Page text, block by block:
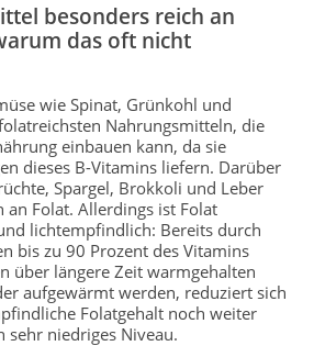
besonders reich an
das oft nicht
wie Spinat, Grünkohl und
Nahrungsmitteln, die
einbauen kann, da sie
dieses B-Vitamins liefern. Darüber
Spargel, Brokkoli und Leber
an Folat. Allerdings ist Folat
lichtempfindlich: Bereits durch
bis zu 90 Prozent des Vitamins
über längere Zeit warmgehalten
aufgewärmt werden, reduziert sich
Folatgehalt noch weiter
niedriges Niveau.